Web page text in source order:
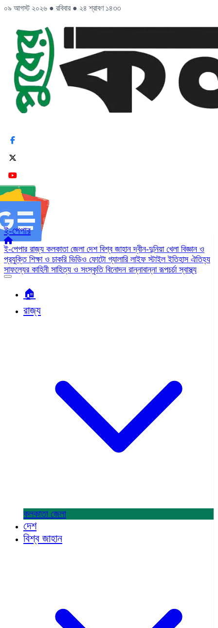
০৯ আগস্ট ২০২৬ ● রবিবার ● ২৪ শ্রাবণ ১৪৩৩
ই-পেপার
ই-পেপার রাজ্য কলকাতা জেলা দেশ বিশ্ব জাহানদ্বীন-দুনিয়া খেলা বিজ্ঞান ও
প্রযুক্তি শিক্ষা ও চাকরি ভিডিও ফোটো গ্যালারি লাইফ স্টাইলইতিহাস ঐতিহ্য
সাফল্যের কাহিনী সাহিত্য ও সংস্কৃতি বিনোদন রান্নাবান্নারূপচর্চাস্বাস্থ্য
🏠︎
রাজ্য
কলকাতা জেলা
দেশ
বিশ্ব জাহান